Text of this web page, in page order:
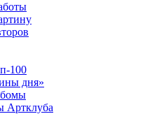
100
дня»
Артклуба